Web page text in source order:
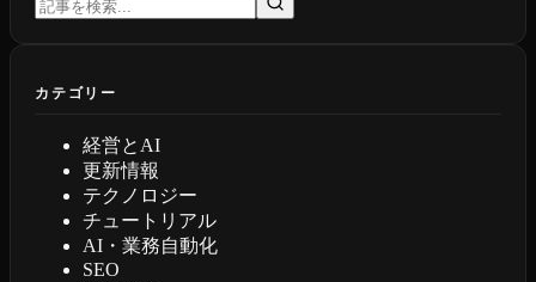
カテゴリー
経営とAI
更新情報
テクノロジー
チュートリアル
AI・業務自動化
SEO